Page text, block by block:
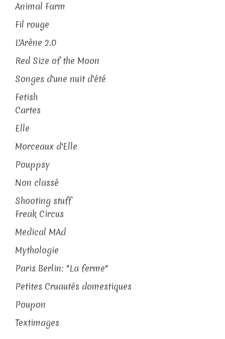
Animal Farm
Fil rouge
L'Arène 2.0
Red Size of the Moon
Songes d'une nuit d'été
Fetish
Cartes
Elle
Morceaux d'Elle
Pouppsy
Non classé
Shooting stuff
Freak Circus
Medical MAd
Mythologie
Paris Berlin: "La ferme"
Petites Cruautés domestiques
Poupon
Textimages